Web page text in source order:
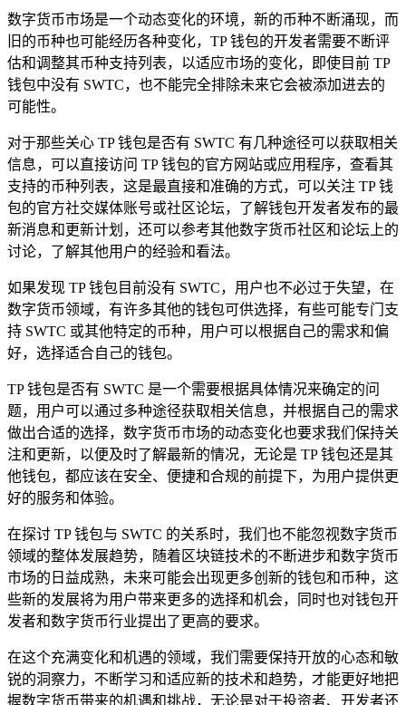
数字货币市场是一个动态变化的环境，新的币种不断涌现，而
旧的币种也可能经历各种变化，TP 钱包的开发者需要不断评
估和调整其币种支持列表，以适应市场的变化，即使目前 TP
钱包中没有 SWTC，也不能完全排除未来它会被添加进去的
可能性。
对于那些关心 TP 钱包是否有 SWTC 有几种途径可以获取相关
信息，可以直接访问 TP 钱包的官方网站或应用程序，查看其
支持的币种列表，这是最直接和准确的方式，可以关注 TP 钱
包的官方社交媒体账号或社区论坛，了解钱包开发者发布的最
新消息和更新计划，还可以参考其他数字货币社区和论坛上的
讨论，了解其他用户的经验和看法。
如果发现 TP 钱包目前没有 SWTC，用户也不必过于失望，在
数字货币领域，有许多其他的钱包可供选择，有些可能专门支
持 SWTC 或其他特定的币种，用户可以根据自己的需求和偏
好，选择适合自己的钱包。
TP 钱包是否有 SWTC 是一个需要根据具体情况来确定的问
题，用户可以通过多种途径获取相关信息，并根据自己的需求
做出合适的选择，数字货币市场的动态变化也要求我们保持关
注和更新，以便及时了解最新的情况，无论是 TP 钱包还是其
他钱包，都应该在安全、便捷和合规的前提下，为用户提供更
好的服务和体验。
在探讨 TP 钱包与 SWTC 的关系时，我们也不能忽视数字货币
领域的整体发展趋势，随着区块链技术的不断进步和数字货币
市场的日益成熟，未来可能会出现更多创新的钱包和币种，这
些新的发展将为用户带来更多的选择和机会，同时也对钱包开
发者和数字货币行业提出了更高的要求。
在这个充满变化和机遇的领域，我们需要保持开放的心态和敏
锐的洞察力，不断学习和适应新的技术和趋势，才能更好地把
握数字货币带来的机遇和挑战，无论是对于投资者、开发者还